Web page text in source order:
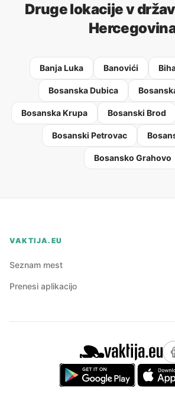
Druge lokacije v
Banja Luka Banovići
Bosanska Dubica
Bosanska Krupa Bosanski Brod
Bosanski Petrovac
Bosansko Grahovo
VAKTIJA.EU
Seznam mest
Prenesi aplikacijo